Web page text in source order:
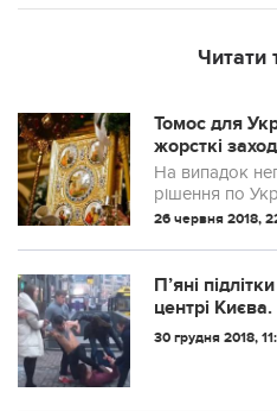
Читати
Томос для
жорсткі
На випадок
рішення по
Православній
створення
будуть
26 червня 2018,
П’яні
центрі
30 грудня 2018,